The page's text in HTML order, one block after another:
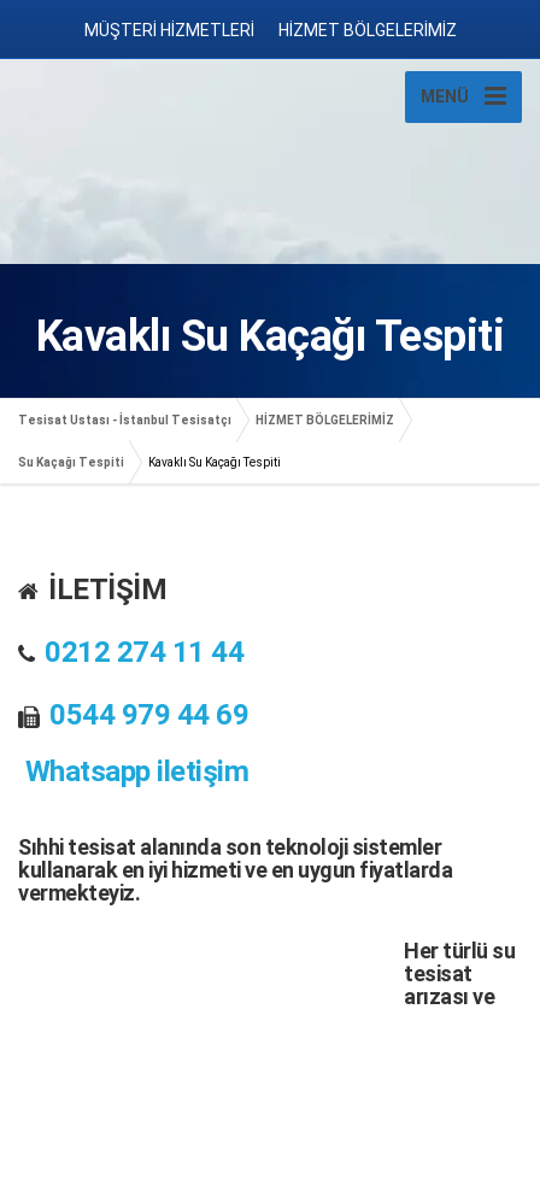
MÜŞTERİ HİZMETLERİ HİZMET BÖLGELERİMİZ
MENÜ
Kavaklı Su Kaçağı Tespiti
Tesisat Ustası - İstanbul Tesisatçı HİZMET BÖLGELERİMİZ
Su Kaçağı Tespiti Kavaklı Su Kaçağı Tespiti
İLETİŞİM
0212 274 11 44
0544 979 44 69
Whatsapp iletişim
Sıhhi tesisat alanında son teknoloji sistemler
kullanarak en iyi hizmeti ve en uygun fiyatlarda
vermekteyiz.
Her türlü su
tesisat
arızasıve